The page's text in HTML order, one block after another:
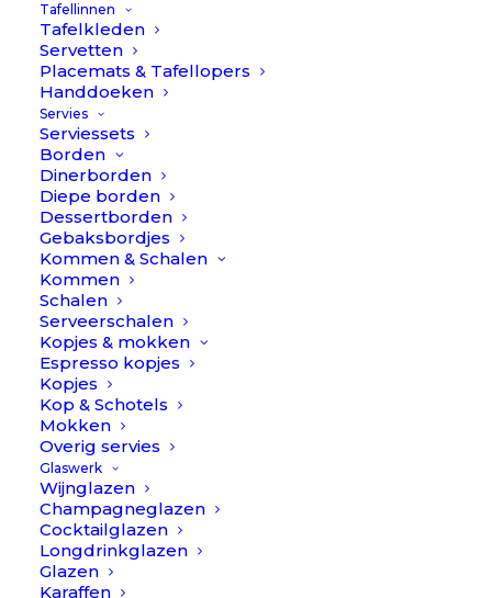
Tafellinnen
Tafelkleden
Servetten
Placemats & Tafellopers
Handdoeken
Servies
Serviessets
Borden
Dinerborden
Diepe borden
Dessertborden
Gebaksbordjes
Kommen & Schalen
Kommen
Schalen
Serveerschalen
Kopjes & mokken
Espresso kopjes
Kopjes
Kop & Schotels
Mokken
Overig servies
Glaswerk
Wijnglazen
Champagneglazen
Cocktailglazen
Longdrinkglazen
Glazen
Karaffen
Swirl karaf 2l. – Rosa // Anna
von Lipa
Product
Kleur
Te gek toch? Lekker sweet & girly dit roze…
Swirl
Anna
Lipa
aantal
TOEVOEGEN AAN WINKELWAGEN
Toevoegen aan verlanglijst
BESCHRIJVING